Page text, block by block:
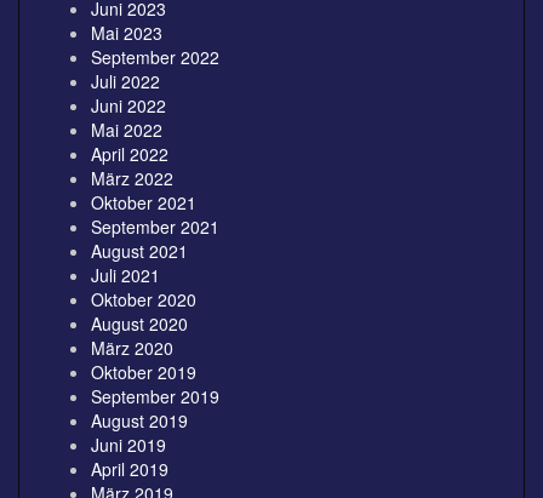
Juni 2023
Mai 2023
September 2022
Juli 2022
Juni 2022
Mai 2022
April 2022
März 2022
Oktober 2021
September 2021
August 2021
Juli 2021
Oktober 2020
August 2020
März 2020
Oktober 2019
September 2019
August 2019
Juni 2019
April 2019
März 2019